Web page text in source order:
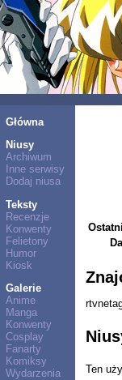
Główna
Niusy
Archiwum
Inne serwisy
Dodaj niusa
Teksty
Recenzje
Konwenty
Felietony
Humor
Kiosk
Galerie
Anime
Manga
Konwenty
Cosplay
Fanarty
Komiksy
Wydarzenia
Ten